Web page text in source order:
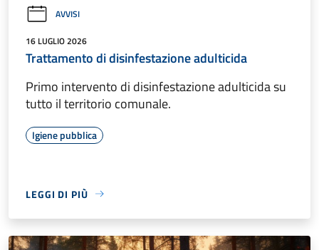
AVVISI
16 LUGLIO 2026
Trattamento di disinfestazione adulticida
Primo intervento di disinfestazione adulticida su
tutto il territorio comunale.
Igiene pubblica
LEGGI DI PIÙ